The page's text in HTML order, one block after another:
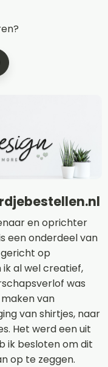
en oprichter
een onderdeel van
op
ik al wel creatief,
was
van
van shirtjes, naar
Het werd een uit
ik besloten om dit
op te zeggen.